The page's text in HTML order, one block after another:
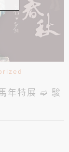
年特展 ➫ 駿